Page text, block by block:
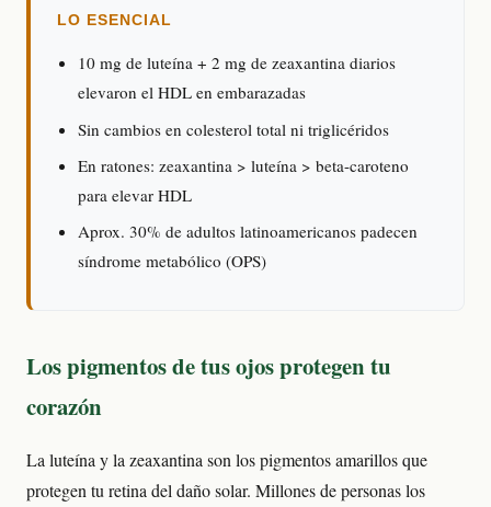
LO ESENCIAL
10 mg de luteína + 2 mg de zeaxantina diarios
elevaron el HDL en embarazadas
Sin cambios en colesterol total ni triglicéridos
En ratones: zeaxantina > luteína > beta-caroteno
para elevar HDL
Aprox. 30% de adultos latinoamericanos padecen
síndrome metabólico (OPS)
Los pigmentos de tus ojos protegen tu
corazón
La luteína y la zeaxantina son los pigmentos amarillos que
protegen tu retina del daño solar. Millones de personas los